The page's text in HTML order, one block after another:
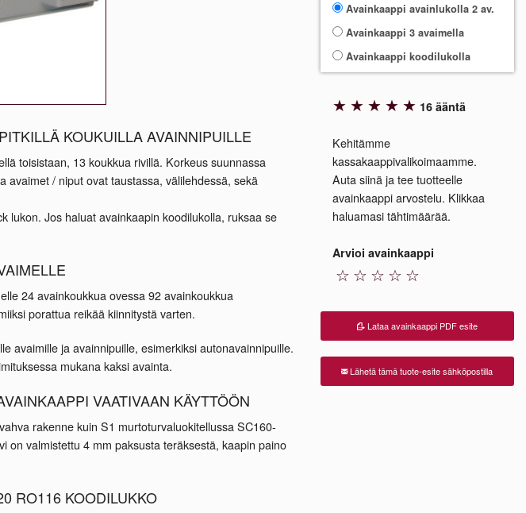
KOUKUILLA AVAINNIPUILLE
toisistaan, 13 koukkua rivillä. Korkeus suunnassa
avaimet / niput ovat taustassa, välilehdessä, sekä
lukon. Jos haluat avainkaapin koodilukolla, ruksaa se
24 avainkoukkua ovessa 92 avainkoukkua
porattua reikää kiinnitystä varten.
avaimille ja avainnipuille, esimerkiksi autonavainnipuille.
mukana kaksi avainta.
VAATIVAAN KÄYTTÖÖN
rakenne kuin S1 murtoturvaluokitellussa SC160-
on valmistettu 4 mm paksusta teräksestä, kaapin paino
RO116 KOODILUKKO
Avainkaappi avainlukolla 2 av.
Avainkaappi 3 avaimella
Avainkaappi koodilukolla
★ ★ ★ ★ ★ 16 ääntä
Kehitämme
kassakaappivalikoimaamme.
Auta siinä ja tee tuotteelle
avainkaappi arvostelu. Klikkaa
haluamasi tähtimäärää.
Arvioi avainkaappi
☆
☆
☆
☆
☆
Lataa avainkaappi PDF esite
Lähetä tämä tuote-esite sähköpostilla